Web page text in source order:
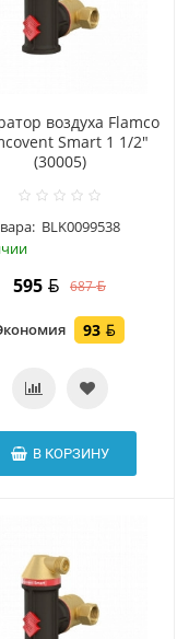
воздуха Flamco
Smart 1 1/2"
(30005)
BLK0099538
595 687
93
В КОРЗИНУ